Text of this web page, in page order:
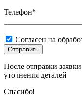
Телефон*
Согласен на
Отправить
После отправки
уточнения деталей
Спасибо!